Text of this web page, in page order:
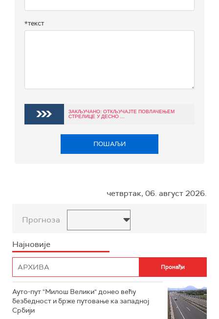
*текст
ЗАКЉУЧАНО: ОТКЉУЧАЈТЕ ПОВЛАЧЕЊЕМ
СТРЕЛИЦЕ У ДЕСНО ...
ПОШАЉИ
четвртак, 06. август 2026.
Прогноза
Најновије
Ауто-пут "Милош Велики" донео већу
безбедност и брже путовање ка западној
Србији